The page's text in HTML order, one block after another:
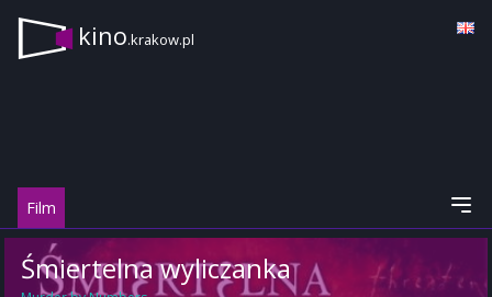
kino.krakow.pl
Film
Śmiertelna wyliczanka